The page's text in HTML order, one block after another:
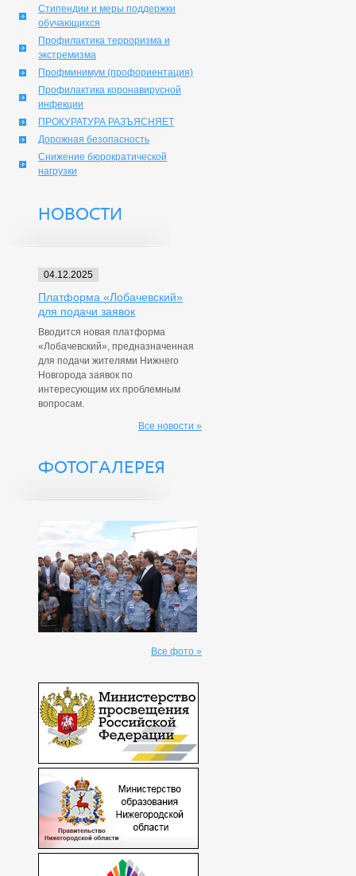
Стипендии и меры поддержки
обучающихся
Профилактика терроризма и
экстремизма
Профминимум (профориентация)
Профилактика коронавирусной
инфекции
ПРОКУРАТУРА РАЗЪЯСНЯЕТ
Дорожная безопасность
Снижение бюрократической
нагрузки
НОВОСТИ
04.12.2025
Платформа «Лобачевский»
для подачи заявок
Вводится новая платформа
«Лобачевский», предназначенная
для подачи жителями Нижнего
Новгорода заявок по
интересующим их проблемным
вопросам.
Все новости »
ФОТОГАЛЕРЕЯ
Все фото »